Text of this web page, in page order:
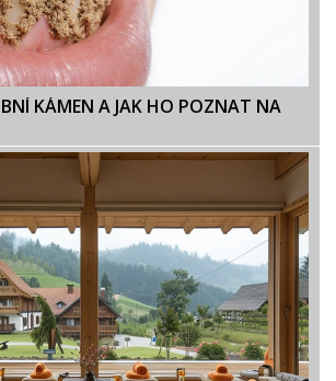
KÁMEN A JAK HO POZNAT NA